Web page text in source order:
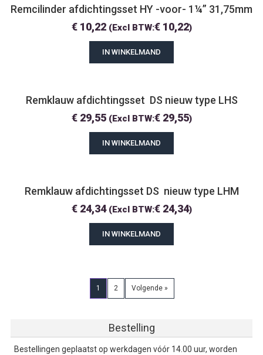
Remcilinder afdichtingsset HY -voor- 1¼” 31,75mm
€10,22 (Excl BTW:€10,22)
IN WINKELMAND
Remklauw afdichtingsset  DS nieuw type LHS
€29,55 (Excl BTW:€29,55)
IN WINKELMAND
Remklauw afdichtingsset DS  nieuw type LHM
€24,34 (Excl BTW:€24,34)
IN WINKELMAND
1 2 Volgende »
Bestelling
Bestellingen geplaatst op werkdagen vóór 14.00 uur, worden